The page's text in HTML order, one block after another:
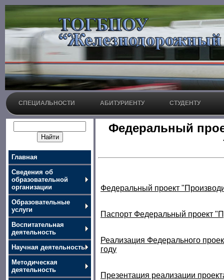
СПЕЦИАЛЬНОСТИ АБИТУРИЕНТУ СТУДЕНТУ
Главная
Сведения об
образовательной
организации
Образовательные
услуги
Воспитательная
деятельность
Научная деятельность
Методическая
деятельность
Федеральный
Федеральный проект
Паспорт Федеральный проект
Реализация Федерального
году
Презентация реализации